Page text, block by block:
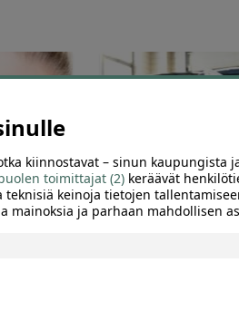
hoito
kiinnostavat – sinun kaupungista
toimittajat (2) keräävät
keinoja tietojen
mainoksia ja parhaan mahdollisen